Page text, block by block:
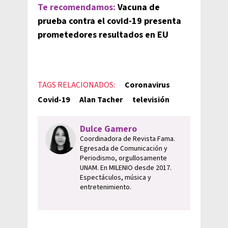
Te recomendamos: Vacuna de
prueba contra el covid-19 presenta
prometedores resultados en EU
TAGS RELACIONADOS:
Coronavirus
Covid-19
Alan Tacher televisión
Dulce Gamero
Coordinadora de Revista Fama.
Egresada de Comunicación y
Periodismo, orgullosamente
UNAM. En MILENIO desde 2017.
Espectáculos, música y
entretenimiento.